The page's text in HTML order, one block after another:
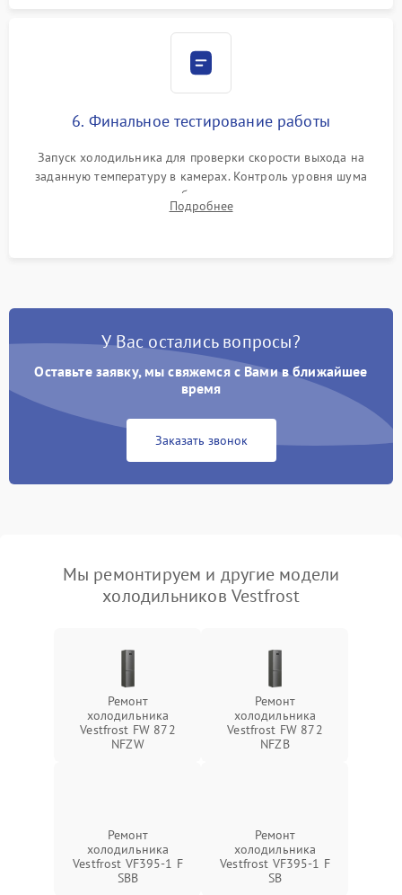
6. Финальное тестирование работы
Запуск холодильника для проверки скорости выхода на
заданную температуру в камерах. Контроль уровня шума
компрессора, отсутствия обмерзания стенок и корректного
срабатывания системы автоматической оттайки.
Подробнее
У Вас остались вопросы?
Оставьте заявку, мы свяжемся с Вами в ближайшее
время
Заказать звонок
Мы ремонтируем и другие модели
холодильников Vestfrost
Ремонт
холодильника
Vestfrost FW 872
NFZW
Ремонт
холодильника
Vestfrost FW 872
NFZВ
Ремонт
холодильника
Vestfrost VF395-1 F
SBB
Ремонт
холодильника
Vestfrost VF395-1 F
SB